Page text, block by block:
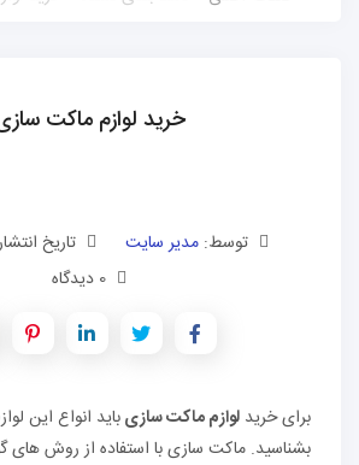
خرید لوازم ماکت
توسط:مدیر سایت
تاریخ انتشار:
برای خرید لوازم ماکت سازیباید انواع این
بشناسید. ماکت سازی با استفاده از روش‌ های